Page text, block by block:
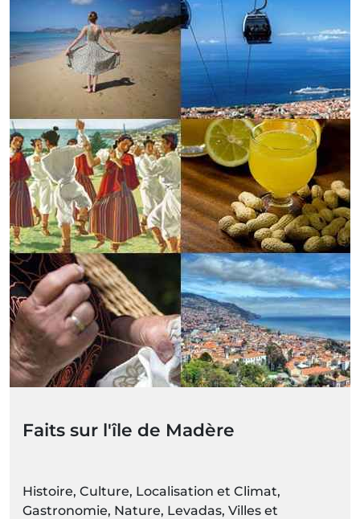
Faits sur l'île de Madère
Histoire, Culture, Localisation et Climat,
Gastronomie, Nature, Levadas, Villes et